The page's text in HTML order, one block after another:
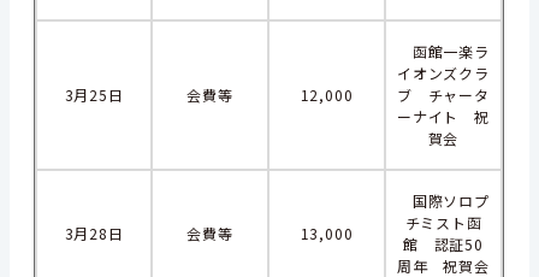
3月25日 会費等 12,000
函館一楽ラ
イオンズクラ
ブ チャータ
ーナイト 祝
賀会
3月28日 会費等 13,000
国際ソロプ
チミスト函
館 認証50
周年 祝賀会